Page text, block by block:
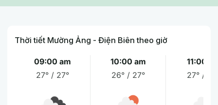
Thời tiết Mường Ảng - Điện Biên theo giờ
09:00 am
27° / 27°
10:00 am
26° / 27°
11:00
27° /